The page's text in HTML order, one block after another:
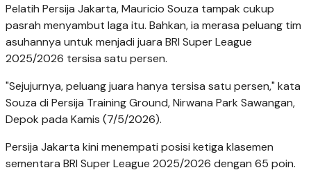
Pelatih Persija Jakarta, Mauricio Souza tampak cukup
pasrah menyambut laga itu. Bahkan, ia merasa peluang tim
asuhannya untuk menjadi juara BRI Super League
2025/2026 tersisa satu persen.
"Sejujurnya, peluang juara hanya tersisa satu persen," kata
Souza di Persija Training Ground, Nirwana Park Sawangan,
Depok pada Kamis (7/5/2026).
Persija Jakarta kini menempati posisi ketiga klasemen
sementara BRI Super League 2025/2026 dengan 65 poin.